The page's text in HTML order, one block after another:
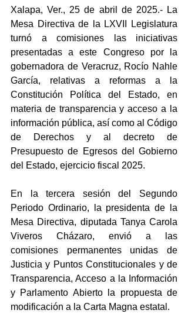
Xalapa, Ver., 25 de abril de 2025.- La
Mesa Directiva de la LXVII Legislatura
turnó a comisiones las iniciativas
presentadas a este Congreso por la
gobernadora de Veracruz, Rocío Nahle
García, relativas a reformas a la
Constitución Política del Estado, en
materia de transparencia y acceso a la
información pública, así como al Código
de Derechos y al decreto de
Presupuesto de Egresos del Gobierno
del Estado, ejercicio fiscal 2025.
En la tercera sesión del Segundo
Periodo Ordinario, la presidenta de la
Mesa Directiva, diputada Tanya Carola
Viveros Cházaro, envió a las
comisiones permanentes unidas de
Justicia y Puntos Constitucionales y de
Transparencia, Acceso a la Información
y Parlamento Abierto la propuesta de
modificación a la Carta Magna estatal.